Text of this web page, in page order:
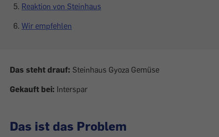
Reaktion von Steinhaus
Wir empfehlen
Das steht drauf: Steinhaus Gyoza Gemüse
Gekauft bei: Interspar
Das ist das Problem